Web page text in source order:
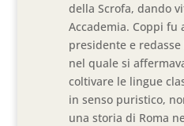
della Scrofa, dando
Accademia. Coppi fu
presidente e redasse
nel quale si
coltivare le lingue
in senso puristico,
una storia di Roma